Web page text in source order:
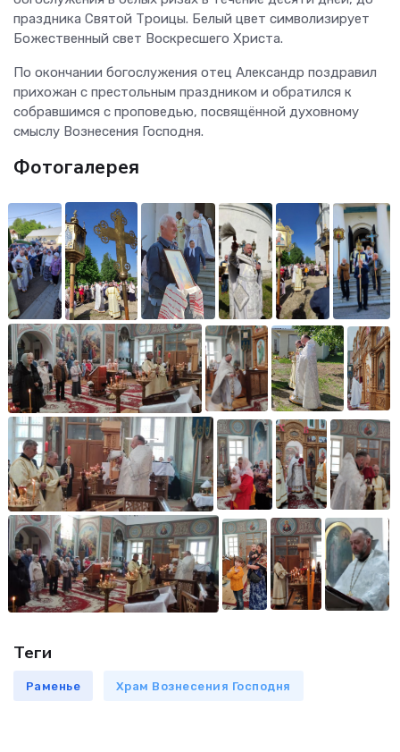
праздника Святой Троицы. Белый цвет символизирует
Божественный свет Воскресшего Христа.
По окончании богослужения отец Александр поздравил
прихожан с престольным праздником и обратился к
собравшимся с проповедью, посвящённой духовному
смыслу Вознесения Господня.
Фотогалерея
Теги
Раменье Храм Вознесения Господня